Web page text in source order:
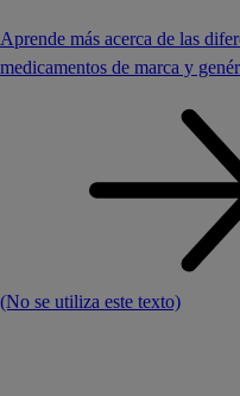
Aprende más acerca de las
medicamentos de marca y
(No se utiliza este texto)